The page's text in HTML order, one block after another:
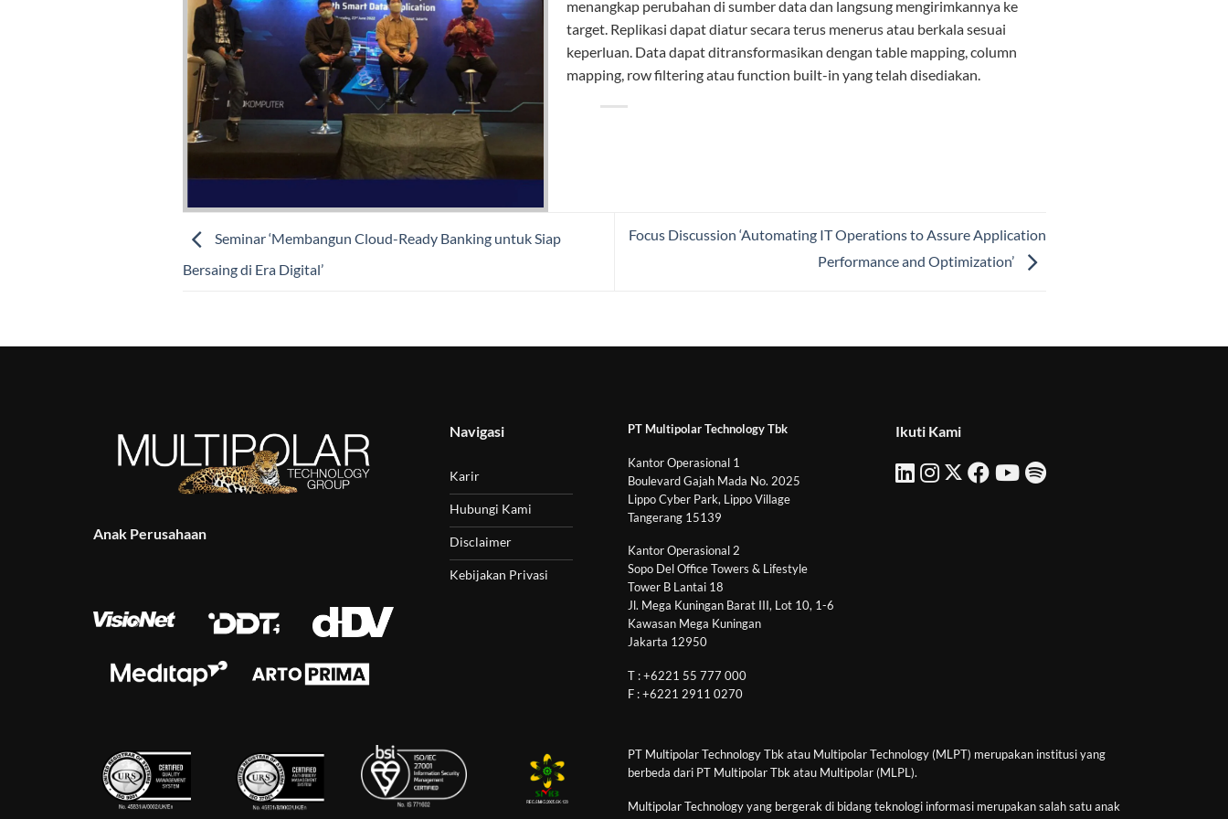
menangkap perubahan di sumber data dan langsung mengirimkannya ke
target. Replikasi dapat diatur secara terus menerus atau berkala sesuai
keperluan. Data dapat ditransformasikan dengan table mapping, column
mapping, row filtering atau function built-in yang telah disediakan.
Seminar ‘Membangun Cloud-Ready Banking untuk Siap
Bersaing di Era Digital’
Focus Discussion ‘Automating IT Operations to Assure Application
Performance and Optimization’
Anak Perusahaan
Navigasi
Karir
Hubungi Kami
Disclaimer
Kebijakan Privasi
PT Multipolar Technology Tbk
Kantor Operasional 1
Boulevard Gajah Mada No. 2025
Lippo Cyber Park, Lippo Village
Tangerang 15139
Kantor Operasional 2
Sopo Del Office Towers & Lifestyle
Tower B Lantai 18
Jl. Mega Kuningan Barat III, Lot 10, 1-6
Kawasan Mega Kuningan
Jakarta 12950
T : +6221 55 777 000
F : +6221 2911 0270
Ikuti Kami
PT Multipolar Technology Tbk atau Multipolar Technology (MLPT) merupakan institusi yang
berbeda dari PT Multipolar Tbk atau Multipolar (MLPL).
Multipolar Technology yang bergerak di bidang teknologi informasi merupakan salah satu anak